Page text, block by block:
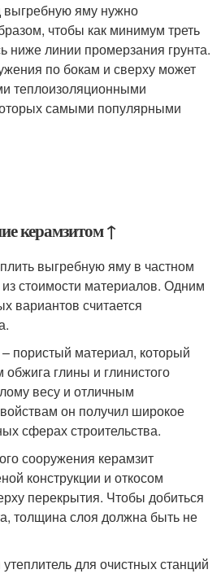
выгребную яму нужно
чтобы как минимум треть
ниже линии промерзания грунта.
по бокам и сверху может
теплоизоляционными
самыми популярными
керамзитом ↑
выгребную яму в частном
стоимости материалов. Одним
вариантов считается
пористый материал, который
глины и глинистого
весу и отличным
он получил широкое
сферах строительства.
сооружения керамзит
конструкции и откосом
перекрытия. Чтобы добиться
толщина слоя должна быть не
для очистных станций